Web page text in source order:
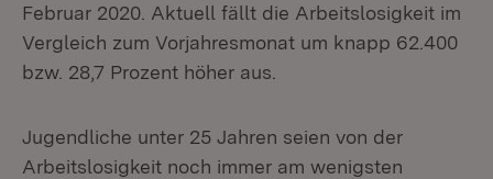
Februar 2020. Aktuell fällt die Arbeitslosigkeit im
Vergleich zum Vorjahresmonat um knapp 62.400
bzw. 28,7 Prozent höher aus.
Jugendliche unter 25 Jahren seien von der
Arbeitslosigkeit noch immer am wenigsten